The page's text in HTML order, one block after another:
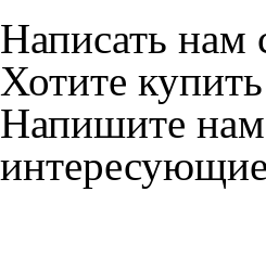
Написать нам
Хотите
Напишите нам